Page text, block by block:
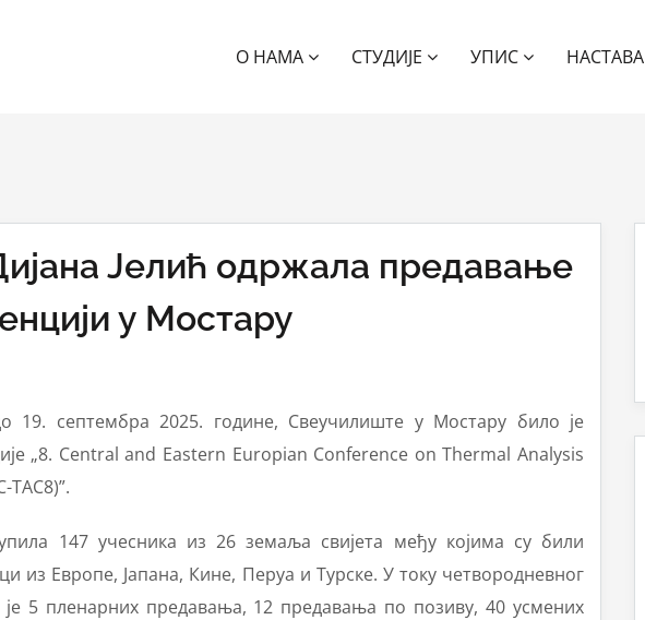
О НАМА СТУДИЈЕ УПИС НАСТАВА
Јелић одржала предавање
у Мостару
19. септембра 2025. године, Свеучилиште у Мостару било je
„8. Central and Eastern Europian Conference on Thermal Analysis
TAC8)”.
147 учесника из 26 земаља свијета међу којима су били
из Европе, Јапана, Кине, Перуа и Турске. У току четвородневног
5 пленарних предавања, 12 предавања по позиву, 40 усмених